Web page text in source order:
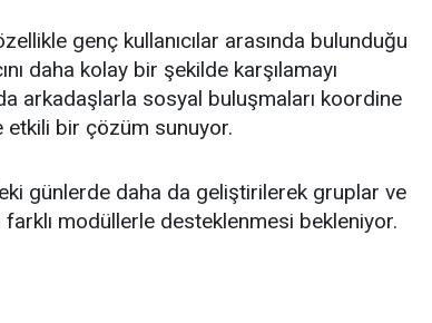
genç kullanıcılar arasında bulunduğu
daha kolay bir şekilde karşılamayı
arkadaşlarla sosyal buluşmaları koordine
etkili bir çözüm sunuyor.
günlerde daha da geliştirilerek gruplar ve
farklı modüllerle desteklenmesi bekleniyor.